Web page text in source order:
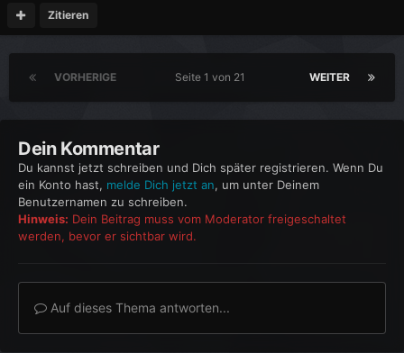
Zitieren
VORHERIGE WEITER
Seite 1 von 21
Dein Kommentar
Du kannst jetzt schreiben und Dich später registrieren. Wenn Du
ein Konto hast, melde Dich jetzt an, um unter Deinem
Benutzernamen zu schreiben.
Hinweis: Dein Beitrag muss vom Moderator freigeschaltet
werden, bevor er sichtbar wird.
Auf dieses Thema antworten...